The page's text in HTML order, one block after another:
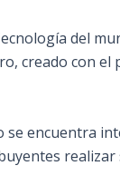
del
creado con
encuentra